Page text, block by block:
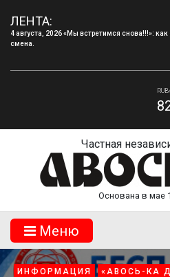
ЛЕНТА:
4 августа, 2026 Запись в творческие
2026–2027 учебный год.
Частная
Основана в мае
Mеню
НОВОСТИ «АВОСЬ-КА